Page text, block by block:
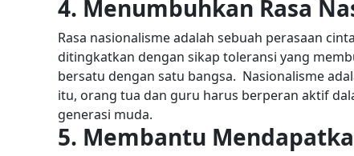
4. Menumbuhkan Rasa
Rasa nasionalisme adalah sebuah perasaan
ditingkatkan dengan sikap toleransi yang
bersatu dengan satu bangsa. Nasionalisme
itu, orang tua dan guru harus berperan aktif
generasi muda.
5. Membantu